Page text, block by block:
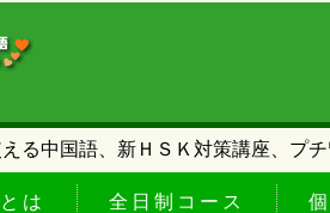
る中国語、新ＨＳＫ対策講座、プ
は 全日制コース